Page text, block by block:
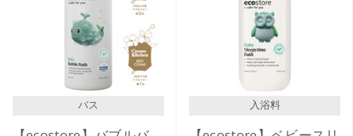
価格が安い
価格が高い
レビューが多い順
レビュー評価が高い順
人気順
バス 入浴料